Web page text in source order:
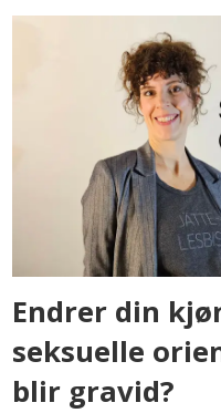
Endrer din
seksuelle
blir gravid?